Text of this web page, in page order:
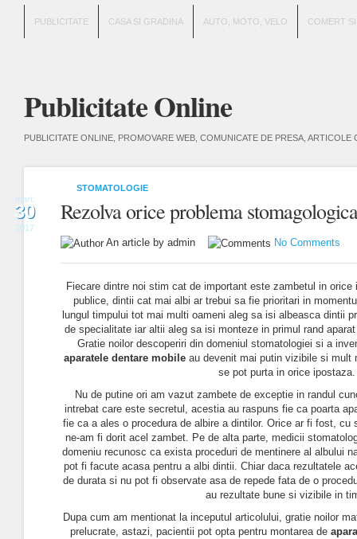
Publicitate Online
PUBLICITATE ONLINE, PROMOVARE WEB, COMUNICATE DE PRESA,
PUBLICITATE CASA SI GRADINA AUTO, MOTO, VELO COMERT
mart.
30
2017
STOMATOLOGIE
Rezolva orice problema
An article by admin No Comments
Fiecare dintre noi stim cat de important este zambetul in
publice, dintii cat mai albi ar trebui sa fie prioritari in
lungul timpului tot mai multi oameni aleg sa isi albeasca dintii
de specialitate iar altii aleg sa isi monteze in primul rand
Gratie noilor descoperiri din domeniul stomatologiei si a
aparatele dentare mobileau devenit mai putin vizibile si mult
se pot purta in orice ipostaza.
Nu de putine ori am vazut zambete de exceptie in randul
intrebat care este secretul, acestia au raspuns fie ca poarta
fie ca a ales o procedura de albire a dintilor. Orice ar fi fost, cu
ne-am fi dorit acel zambet. Pe de alta parte, medicii
domeniu recunosc ca exista proceduri de mentinere al albului
pot fi facute acasa pentru a albi dintii. Chiar daca rezultatele
de durata si nu pot fi observate asa de repede fata de o
au rezultate bune si vizibile in
Dupa cum am mentionat la inceputul articolului, gratie noilor
prelucrate, astazi, pacientii pot opta pentru montarea de